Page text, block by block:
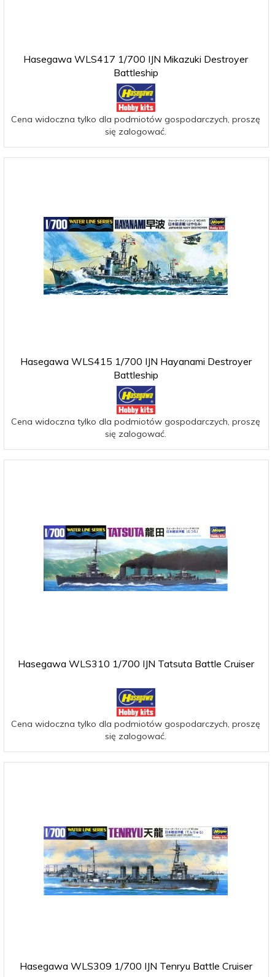
Hasegawa WLS417 1/700 IJN Mikazuki Destroyer
Battleship
Cena widoczna tylko dla podmiotów gospodarczych, proszę
się zalogować.
Hasegawa WLS415 1/700 IJN Hayanami Destroyer
Battleship
Cena widoczna tylko dla podmiotów gospodarczych, proszę
się zalogować.
Hasegawa WLS310 1/700 IJN Tatsuta Battle Cruiser
Cena widoczna tylko dla podmiotów gospodarczych, proszę
się zalogować.
Hasegawa WLS309 1/700 IJN Tenryu Battle Cruiser